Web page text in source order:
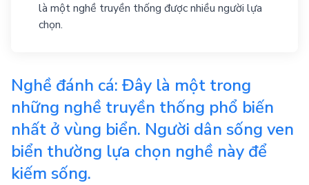
là một nghề truyền thống được nhiều người lựa
chọn.
Nghề đánh cá: Đây là một trong
những nghề truyền thống phổ biến
nhất ở vùng biển. Người dân sống ven
biển thường lựa chọn nghề này để
kiếm sống.